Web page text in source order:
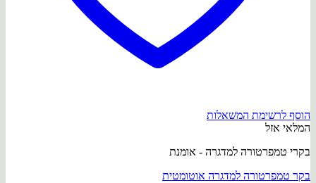
הוסף לרשימת המשאלות
המלאי אזל
בקרי טמפרטורה למדגרה - אומנת
בקר טמפרטורה למדגרה אוטומטית